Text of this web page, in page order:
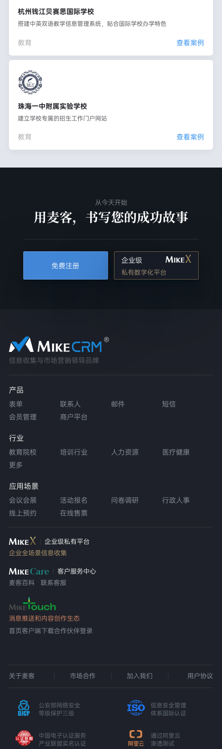
杭州钱江贝赛思国际学校
搭建中英双语教学信息管理系统，贴合国际学校办学特色
教育 查看案例
珠海一中附属实验学校
建立学校专属的招生工作门户网站
教育 查看案例
从今天开始
用麦客，书写您的成功故事
免费注册
企业级
私有数字化平台
信息收集与市场营销领导品牌
产品
表单 联系人 邮件
短信
会员管理
商户平台
行业
教育院校 培训行业 人力资源
医疗健康
更多
应用场景
会议会展 活动报名 问卷调研
行政人事
线上预约
在线售票
企业级私有平台
企业全场景信息收集
客户服务中心
麦客百科
联系客服
消息推送和内容创作生态
首页客户端下载合作伙伴登录
关于麦客 市场合作 加入我们 用户协议
公安部网络安全
等级保护三级
信息安全管理
体系国际认证
中国电子认证服务
产业联盟实名认证
通过阿里云
渗透测试